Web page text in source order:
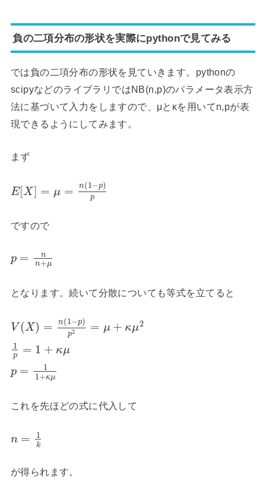
負の二項分布の形状を実際にpythonで見てみる
では負の二項分布の形状を見ていきます。pythonの
scipyなどのライブラリではNB(n,p)のパラメータ表示方
法に基づいて入力をしますので、μとκを用いてn,pが表
現できるようにしてみます。
まず
E[X] = μ = n(1−p)
p
ですので
p =
n
n+μ
となります。続いて分散についても等式を立てると
V (X) = n(1−p)
p2 = μ + κμ2
1
p = 1 + κμ
p =
1
1+κμ
これを先ほどの式に代入して
n = 1
k
が得られます。